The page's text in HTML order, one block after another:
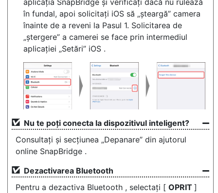
aplicația SnapBridge și verificați dacă nu rulează
în fundal, apoi solicitați iOS să „șteargă” camera
înainte de a reveni la Pasul 1. Solicitarea de
„ștergere” a camerei se face prin intermediul
aplicației „Setări” iOS .
Nu te poți conecta la dispozitivul inteligent?
Consultați și secțiunea „Depanare” din ajutorul
online SnapBridge .
Dezactivarea Bluetooth
Pentru a dezactiva Bluetooth , selectați [ OPRIT ]